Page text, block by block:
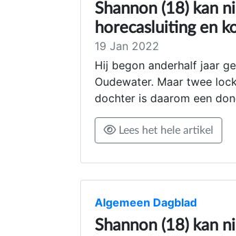
Shannon (18) kan
horecasluiting en
19 Jan 2022
Hij begon anderhalf jaar
Oudewater. Maar twee
dochter is daarom een
Lees het hele artikel
Algemeen Dagblad
Shannon (18) kan